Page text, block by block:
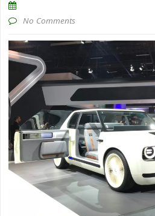
No Comments